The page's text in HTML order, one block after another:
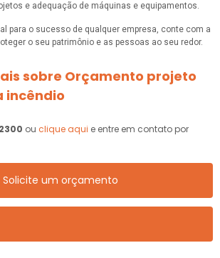
e adequação de máquinas e equipamentos.
para o sucesso de qualquer empresa, conte com a
o seu patrimônio e as pessoas ao seu redor.
sobre Orçamento projeto
incêndio
ou clique aqui e entre em contato por
Solicite um orçamento